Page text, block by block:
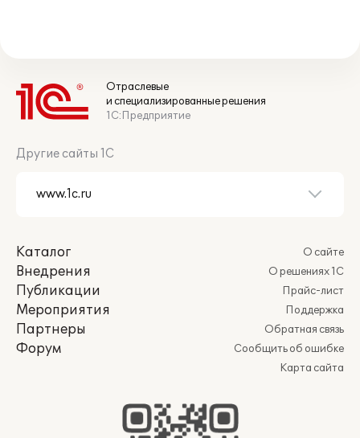
Отраслевые
и специализированные решения
1С:Предприятие
Другие сайты 1С
Каталог
Внедрения
Публикации
Мероприятия
Партнеры
Форум
О сайте
О решениях 1С
Прайс-лист
Поддержка
Обратная связь
Сообщить об ошибке
Карта сайта